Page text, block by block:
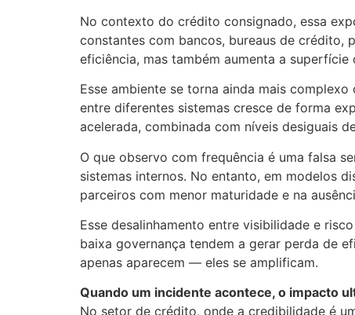
No contexto do crédito consignado, essa
constantes com bancos, bureaus de crédito,
eficiência, mas também aumenta a
Esse ambiente se torna ainda mais
entre diferentes sistemas cresce de forma
acelerada, combinada com níveis desiguais
O que observo com frequência é uma falsa
sistemas internos. No entanto, em modelos
parceiros com menor maturidade e na
Esse desalinhamento entre visibilidade e
baixa governança tendem a gerar perda de
apenas aparecem — eles se amplificam.
Quando um incidente acontece, o impacto
No setor de crédito, onde a credibilidade é